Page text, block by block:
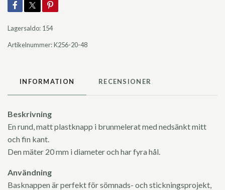
Lagersaldo: 154
Artikelnummer:K256-20-48
INFORMATION RECENSIONER
Beskrivning
En rund, matt plastknapp i brunmelerat med nedsänkt mitt
och fin kant.
Den mäter 20 mm i diameter och har fyra hål.
Användning
Basknappen är perfekt för sömnads- och stickningsprojekt,